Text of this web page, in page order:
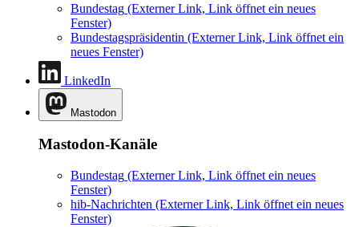
Bundestag (Externer Link, Link öffnet ein neues
Fenster)
Bundestagspräsidentin (Externer Link, Link öffnet ein
neues Fenster)
LinkedIn
Mastodon
Mastodon-Kanäle
Bundestag (Externer Link, Link öffnet ein neues
Fenster)
hib-Nachrichten (Externer Link, Link öffnet ein neues
Fenster)